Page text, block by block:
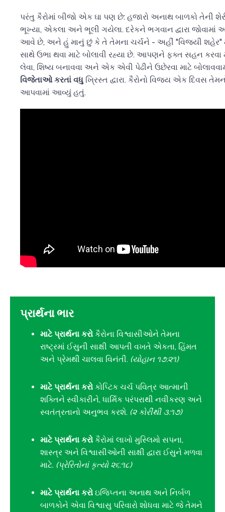
પરંતુ કૈરોમાં બીજો એક ઘા પણ છે: હજારો અનાથ બાળકો તેની
ભૂખ્યા, એકલા અને ભૂલી ગયેલા. દરેકને ભગવાન દ્વારા જોવામાં
આવે છે, અને હું માનું છું કે તે તેમના ચર્ચને - અહીં "વિજયી શહેર"
સાથે ઉભા થવા માટે બોલાવી રહ્યા છે. આપણને ફક્ત સહન કરવા
લેવા, શિષ્ય બનાવવા અને એક એવી પેઢીને ઉછેરવા માટે
વિજેતાઓ કરતાં વધુ ખ્રિસ્ત દ્વારા. કૈરોનો વિજય એક દિવસ
આપવામાં આવ્યું હતું.
પ્રાર્થના ભાર
માટે પ્રાર્થના કરો કૈરોના વિશ્વાસીઓને તેમના
રાષ્ટ્રમાં ઈસુની સાક્ષી આપતી વખતે એકતા, હિંમત
અને પ્રેમથી ચાલવા વિનંતી. (યોહાન ૧૭:૨૧)
માટે પ્રાર્થના કરો કોપ્ટિક ચર્ચ પવિત્ર આત્માની
શક્તિને સ્વીકારીને, ધાર્મિક પરંપરાથી નવીકરણ અને
સ્વતંત્રતાનો અનુભવ કરશે. (૨ કોરીંથી ૩:૧૭)
માટે પ્રાર્થના કરો કૈરોમાં લાખો મુસ્લિમો સપના,
શાસ્ત્ર અને વિશ્વાસીઓની સાક્ષી દ્વારા ઈસુને મળવા
માટે. (પ્રેરિતોનાં કૃત્યો ૨૬:૧૮)
માટે પ્રાર્થના કરો ઇજિપ્તના અનાથ અને નિર્બળ
બાળકોને એવા વિશ્વાસુ પરિવારો શોધવા માટે જે તેમને